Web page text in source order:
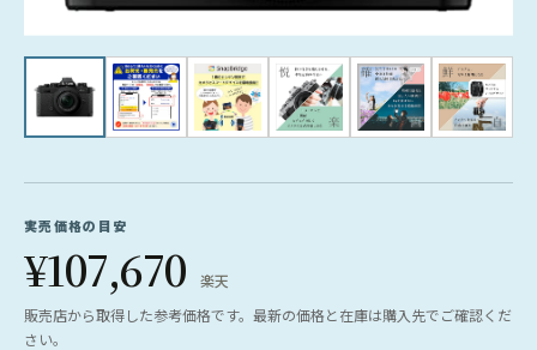
実売価格の目安
¥107,670
楽天
販売店から取得した参考価格です。最新の価格と在庫は購入先でご確認くだ
さい。